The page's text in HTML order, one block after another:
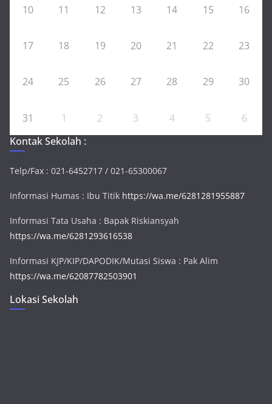
10 11 12 13 14 15 16
17 18 19 20 21 22 23
24 25 26 27 28 29 30
31 1 2 3 4 5
6
Kontak Sekolah :
Telp/Fax : 021-6452717 / 021-65300067
Informasi Humas : Ibu Titik https://wa.me/6281281955887
Informasi Tata Usaha : Bapak Riskiansyah
https://wa.me/6281293616538
Informasi KJP/KIP/DAPODIK/Mutasi Siswa : Pak Alim
https://wa.me/62087782503901
Lokasi Sekolah